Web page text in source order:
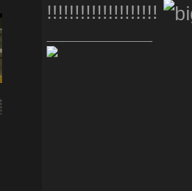
!!!!!!!!!!!!!!!!!!!!